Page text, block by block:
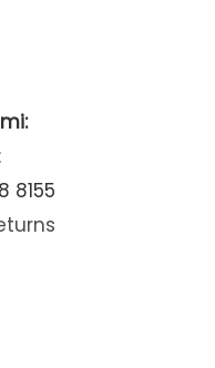
8155